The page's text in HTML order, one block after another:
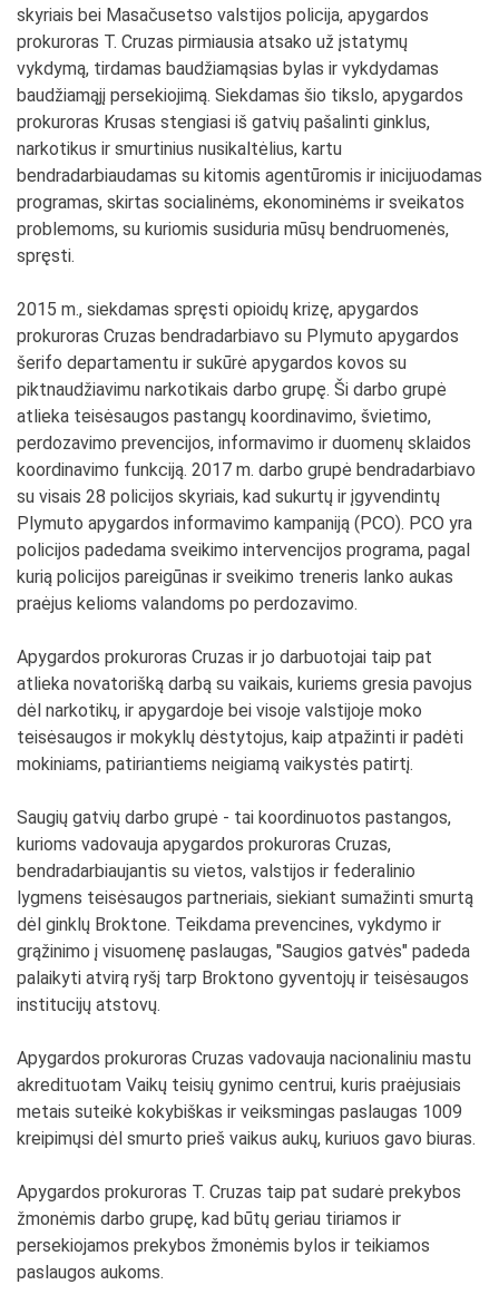
skyriais bei Masačusetso valstijos policija, apygardos
prokuroras T. Cruzas pirmiausia atsako už įstatymų
vykdymą, tirdamas baudžiamąsias bylas ir vykdydamas
baudžiamąjį persekiojimą. Siekdamas šio tikslo, apygardos
prokuroras Krusas stengiasi iš gatvių pašalinti ginklus,
narkotikus ir smurtinius nusikaltėlius, kartu
bendradarbiaudamas su kitomis agentūromis ir inicijuodamas
programas, skirtas socialinėms, ekonominėms ir sveikatos
problemoms, su kuriomis susiduria mūsų bendruomenės,
spręsti.
2015 m., siekdamas spręsti opioidų krizę, apygardos
prokuroras Cruzas bendradarbiavo su Plymuto apygardos
šerifo departamentu ir sukūrė apygardos kovos su
piktnaudžiavimu narkotikais darbo grupę. Ši darbo grupė
atlieka teisėsaugos pastangų koordinavimo, švietimo,
perdozavimo prevencijos, informavimo ir duomenų sklaidos
koordinavimo funkciją. 2017 m. darbo grupė bendradarbiavo
su visais 28 policijos skyriais, kad sukurtų ir įgyvendintų
Plymuto apygardos informavimo kampaniją (PCO). PCO yra
policijos padedama sveikimo intervencijos programa, pagal
kurią policijos pareigūnas ir sveikimo treneris lanko aukas
praėjus kelioms valandoms po perdozavimo.
Apygardos prokuroras Cruzas ir jo darbuotojai taip pat
atlieka novatorišką darbą su vaikais, kuriems gresia pavojus
dėl narkotikų, ir apygardoje bei visoje valstijoje moko
teisėsaugos ir mokyklų dėstytojus, kaip atpažinti ir padėti
mokiniams, patiriantiems neigiamą vaikystės patirtį.
Saugių gatvių darbo grupė - tai koordinuotos pastangos,
kurioms vadovauja apygardos prokuroras Cruzas,
bendradarbiaujantis su vietos, valstijos ir federalinio
lygmens teisėsaugos partneriais, siekiant sumažinti smurtą
dėl ginklų Broktone. Teikdama prevencines, vykdymo ir
grąžinimo į visuomenę paslaugas, "Saugios gatvės" padeda
palaikyti atvirą ryšį tarp Broktono gyventojų ir teisėsaugos
institucijų atstovų.
Apygardos prokuroras Cruzas vadovauja nacionaliniu mastu
akredituotam Vaikų teisių gynimo centrui, kuris praėjusiais
metais suteikė kokybiškas ir veiksmingas paslaugas 1009
kreipimųsi dėl smurto prieš vaikus aukų, kuriuos gavo biuras.
Apygardos prokuroras T. Cruzas taip pat sudarė prekybos
žmonėmis darbo grupę, kad būtų geriau tiriamos ir
persekiojamos prekybos žmonėmis bylos ir teikiamos
paslaugos aukoms.